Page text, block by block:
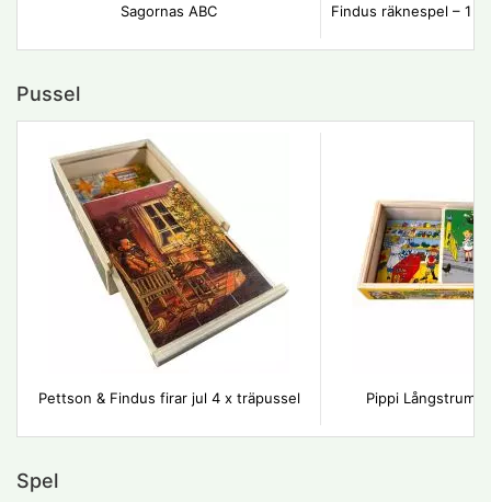
Sagornas ABC Findus räknespel – 1
Pussel
Pettson & Findus firar jul 4 x träpussel Pippi
Spel